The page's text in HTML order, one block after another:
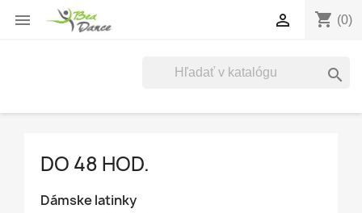
 shopping_cart (0)


DO 48 HOD.
Dámske latinky